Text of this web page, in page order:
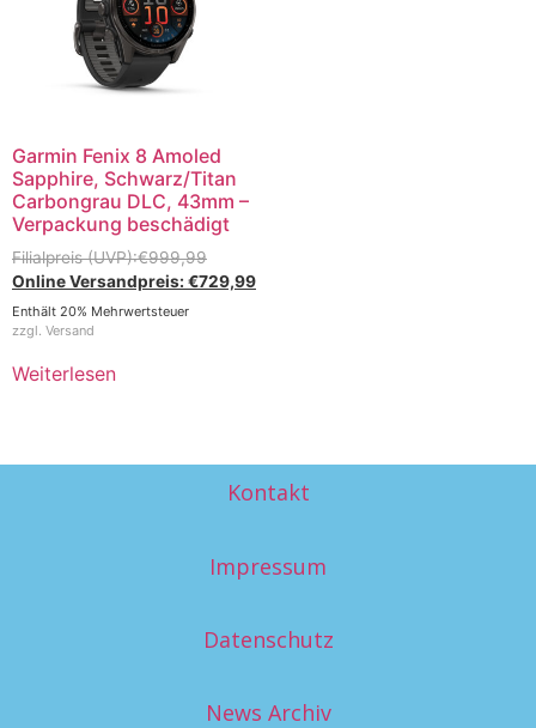
Garmin Fenix 8 Amoled
Sapphire, Schwarz/Titan
Carbongrau DLC, 43mm –
Verpackung beschädigt
€999,99
€729,99
Enthält 20% Mehrwertsteuer
zzgl. Versand
Weiterlesen
Kontakt
Impressum
Datenschutz
News Archiv